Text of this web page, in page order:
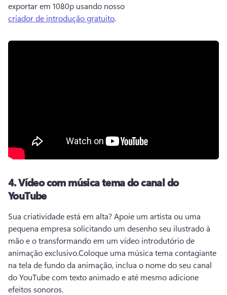
exportar em 1080p usando nosso
criador de introdução gratuito.
4.Vídeo com música tema do canal do
YouTube
Sua criatividade está em alta? Apoie um artista ou uma
pequena empresa solicitando um desenho seu ilustrado à
mão e o transformando em um vídeo introdutório de
animação exclusivo.Coloque uma música tema contagiante
na tela de fundo da animação, inclua o nome do seu canal
do YouTube com texto animado e até mesmo adicione
efeitos sonoros.